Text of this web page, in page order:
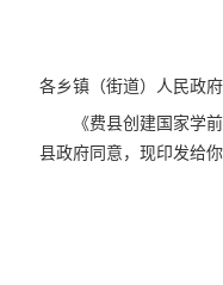
各乡镇（街道）人民政
《费县创建国家学
县政府同意，现印发给